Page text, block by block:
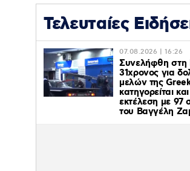
Τελευταίες
07.08.2026 | 16:26
Συνελήφθη στη
31χρονος για
μελών της
κατηγορείται
εκτέλεση με 97
του Βαγγέλη